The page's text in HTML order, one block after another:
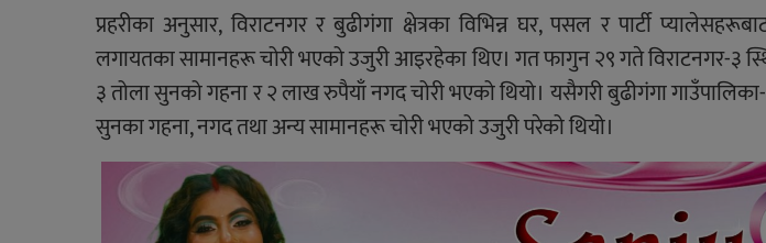
प्रहरीका अनुसार, विराटनगर र बुढीगंगा क्षेत्रका विभिन्न घर, पसल र पार्टी
लगायतका सामानहरू चोरी भएको उजुरी आइरहेका थिए। गत फागुन २९ गते विराटनगर-३
३ तोला सुनको गहना र २ लाख रुपैयाँ नगद चोरी भएको थियो। यसैगरी बुढीगंगा गाउँपालिका-
सुनका गहना, नगद तथा अन्य सामानहरू चोरी भएको उजुरी परेको थियो।